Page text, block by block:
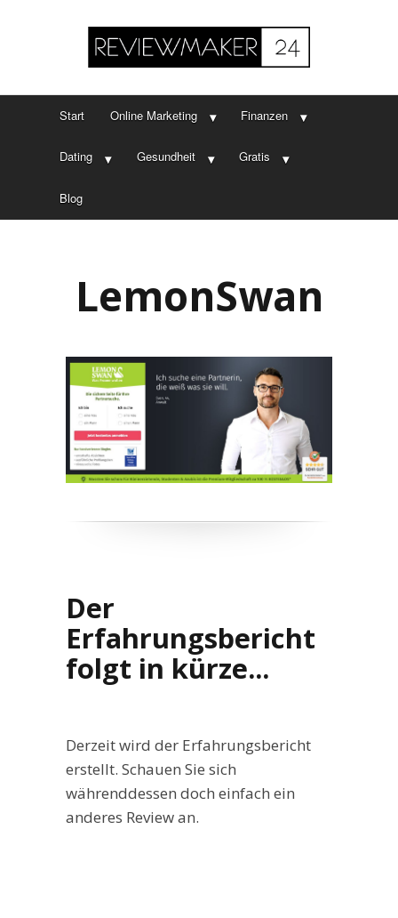
Start Online Marketing Finanzen
Dating Gesundheit Gratis
Blog
LemonSwan
Der
Erfahrungsbericht
folgt in kürze...
Derzeit wird der Erfahrungsbericht
erstellt. Schauen Sie sich
währenddessen doch einfach ein
anderes Review an.